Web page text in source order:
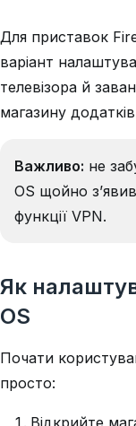
Для приставок
варіант
телевізора й
магазину
Важливо: не
OS щойно
функції VPN.
Як
OS
Почати
просто: